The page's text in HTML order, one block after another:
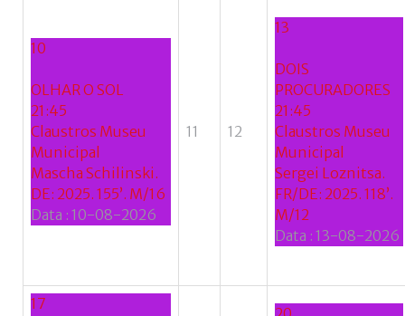
10
OLHAR O SOL
21:45
Claustros Museu
Municipal
Mascha Schilinski.
DE: 2025. 155’. M/16
Data : 10-08-2026
11 12
13
DOIS
PROCURADORES
21:45
Claustros Museu
Municipal
Sergei Loznitsa.
FR/DE: 2025. 118’.
M/12
Data : 13-08-2026
17